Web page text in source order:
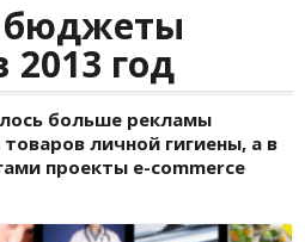
бюджеты
2013 год
больше рекламы
личной гигиены, а в
проекты e-commerce